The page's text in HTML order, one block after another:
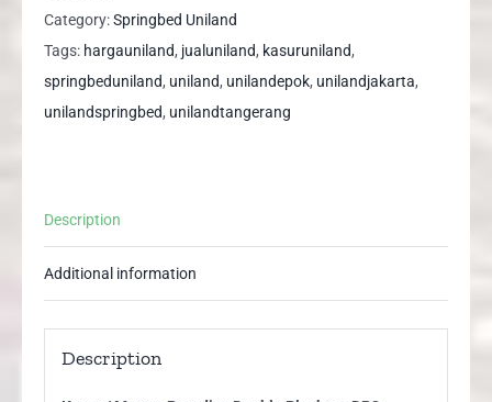
Double
Plushtop
DP3
Uniland
Category:Springbed Uniland
Tags: hargauniland, jualuniland, kasuruniland,
springbeduniland, uniland, unilandepok, unilandjakarta,
unilandspringbed, unilandtangerang
Description
Additional information
Description